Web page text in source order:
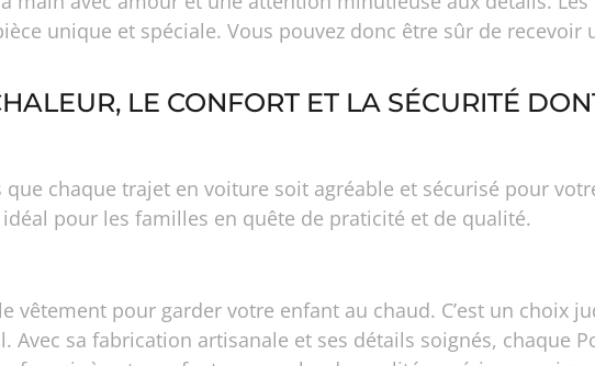
unique et spéciale. Vous pouvez donc être sûr de recevoir
LE CONFORT ET LA SÉCURITÉ
chaque trajet en voiture soit agréable et sécurisé pour
pour les familles en quête de praticité et de qualité.
vêtement pour garder votre enfant au chaud. C’est un choix
sa fabrication artisanale et ses détails soignés, chaque